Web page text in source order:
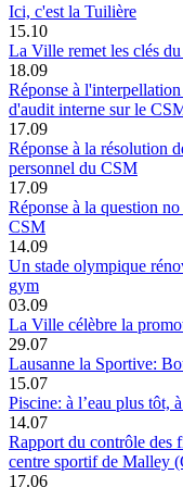
Ici, c'est la Tuilière
15.10
La Ville remet les clés
18.09
Réponse à
d'audit interne sur le
17.09
Réponse à la résolution
personnel du CSM
17.09
Réponse à la question
CSM
14.09
Un stade olympique
gym
03.09
La Ville célèbre la
29.07
Lausanne la Sportive:
15.07
Piscine: à l’eau plus tôt,
14.07
Rapport du contrôle des
centre sportif de Malley
17.06